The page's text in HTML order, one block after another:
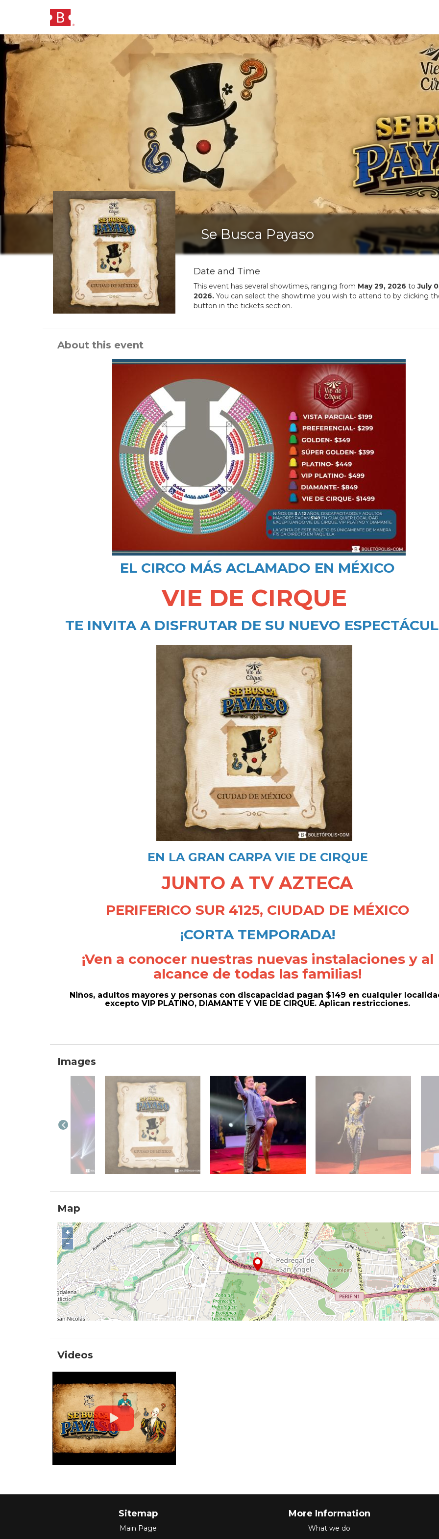
Se Busca Payaso
Date and Time
This event has several showtimes, ranging from May 29, 2026 toJuly
2026.You can select the showtime you wish to attend to by clicking
button in the tickets section.
About this event
EL CIRCO MÁS ACLAMADO EN MÉXICO
VIE DE CIRQUE
TE INVITA A DISFRUTAR DE SU NUEVO
EN LA GRAN CARPA VIE DE CIRQUE
JUNTO A TV AZTECA
PERIFERICO SUR 4125, CIUDAD DE MÉXICO
¡CORTA TEMPORADA!
¡Ven a conocer nuestras nuevas instalaciones y al
alcance de todas las familias!
Niños, adultos mayores y personas con discapacidad pagan $149 en cualquier
excepto VIP PLATINO, DIAMANTE Y VIE DE CIRQUE. Aplican restricciones.
Images
Map
+
−
Videos
Sitemap
Main Page
More Information
What we do